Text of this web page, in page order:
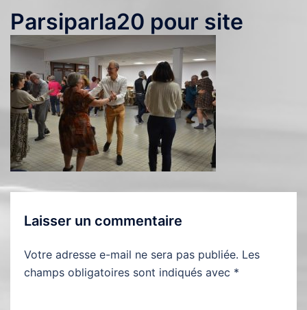
Parsiparla20 pour site
Laisser un commentaire
Votre adresse e-mail ne sera pas publiée. Les
champs obligatoires sont indiqués avec *